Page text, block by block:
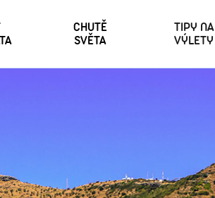
CHUTĚ
SVĚTA
TIPY NA
VÝLETY